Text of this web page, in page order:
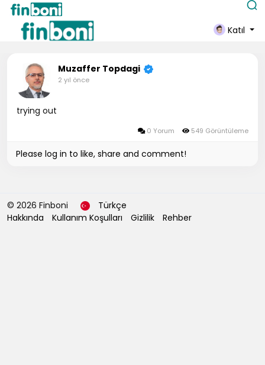
Katıl
Muzaffer Topdagi
2 yıl önce
trying out
0 Yorum 549 Görüntüleme
Please log in to like, share and comment!
© 2026 Finboni
Türkçe
Hakkında
Kullanım Koşulları Gizlilik Rehber